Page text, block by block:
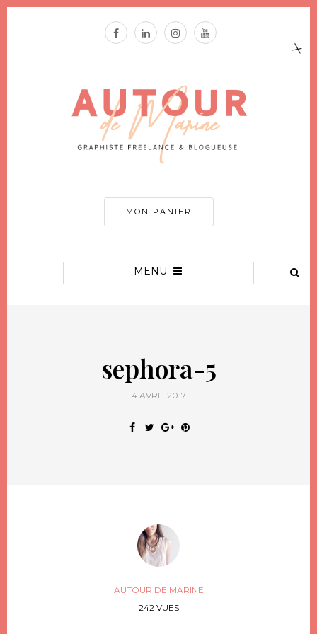
MON PANIER
MENU
sephora-5
4 AVRIL 2017
AUTOUR DE MARINE
242 VUES